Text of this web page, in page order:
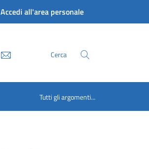
Accedi all'area personale
Cerca
Tutti gli argomenti...